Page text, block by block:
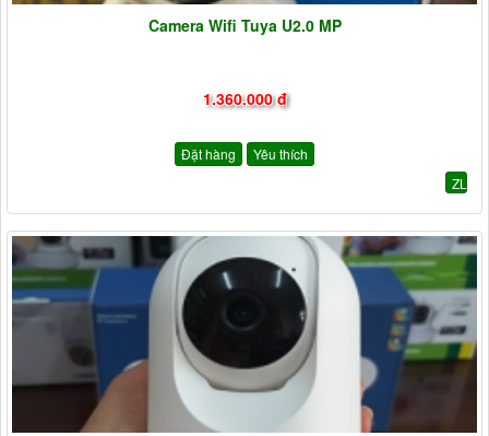
Camera Wifi Tuya U2.0 MP
1.360.000 đ
Đặt hàng
Yêu thích
ZL